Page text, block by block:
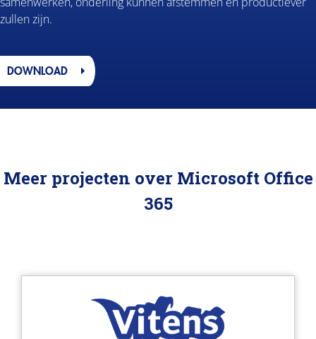
zullen zijn.
DOWNLOAD
Meer projecten over Microsoft Office
365